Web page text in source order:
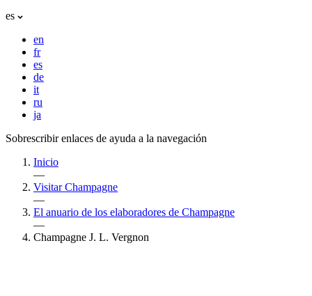
es
en
fr
es
de
it
ru
ja
Sobrescribir enlaces de ayuda a la navegación
Inicio
—
Visitar Champagne
—
El anuario de los elaboradores de Champagne
—
Champagne J. L. Vergnon